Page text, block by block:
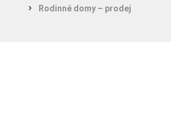
Rodinné domy – prodej